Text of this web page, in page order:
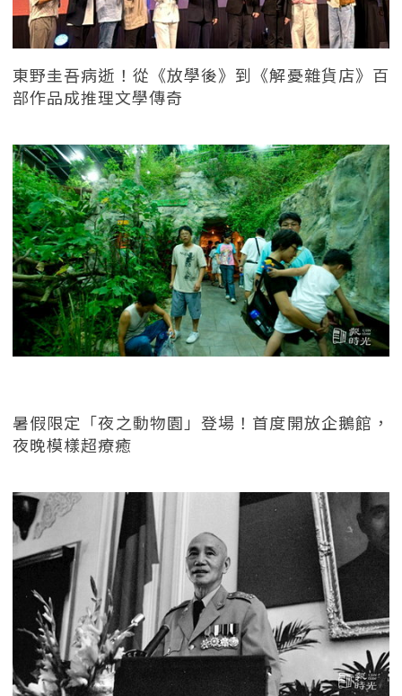
東野圭吾病逝！從《放學後》到《解憂雜貨店》百
部作品成推理文學傳奇
暑假限定「夜之動物園」登場！首度開放企鵝館，
夜晚模樣超療癒